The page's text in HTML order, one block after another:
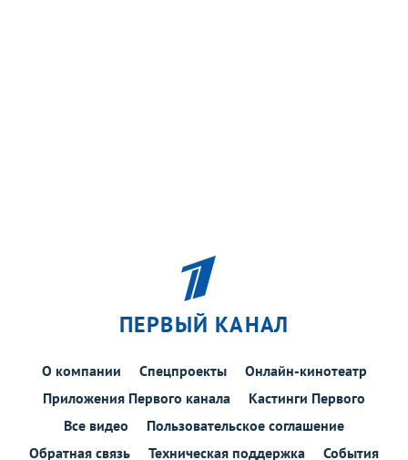
ПЕРВЫЙ КАНАЛ
О компании Спецпроекты
Онлайн-кинотеатр
Приложения Первого канала
Кастинги Первого
Все видео
Пользовательское соглашение
Обратная связь
Техническая поддержка События